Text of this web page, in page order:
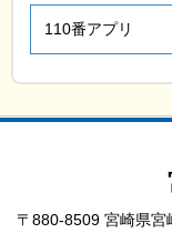
110番アプリ
〒880-8509 宮崎県